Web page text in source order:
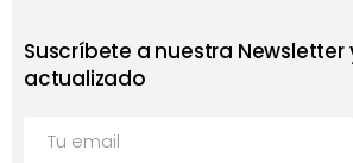
Suscríbete a nuestra
actualizado